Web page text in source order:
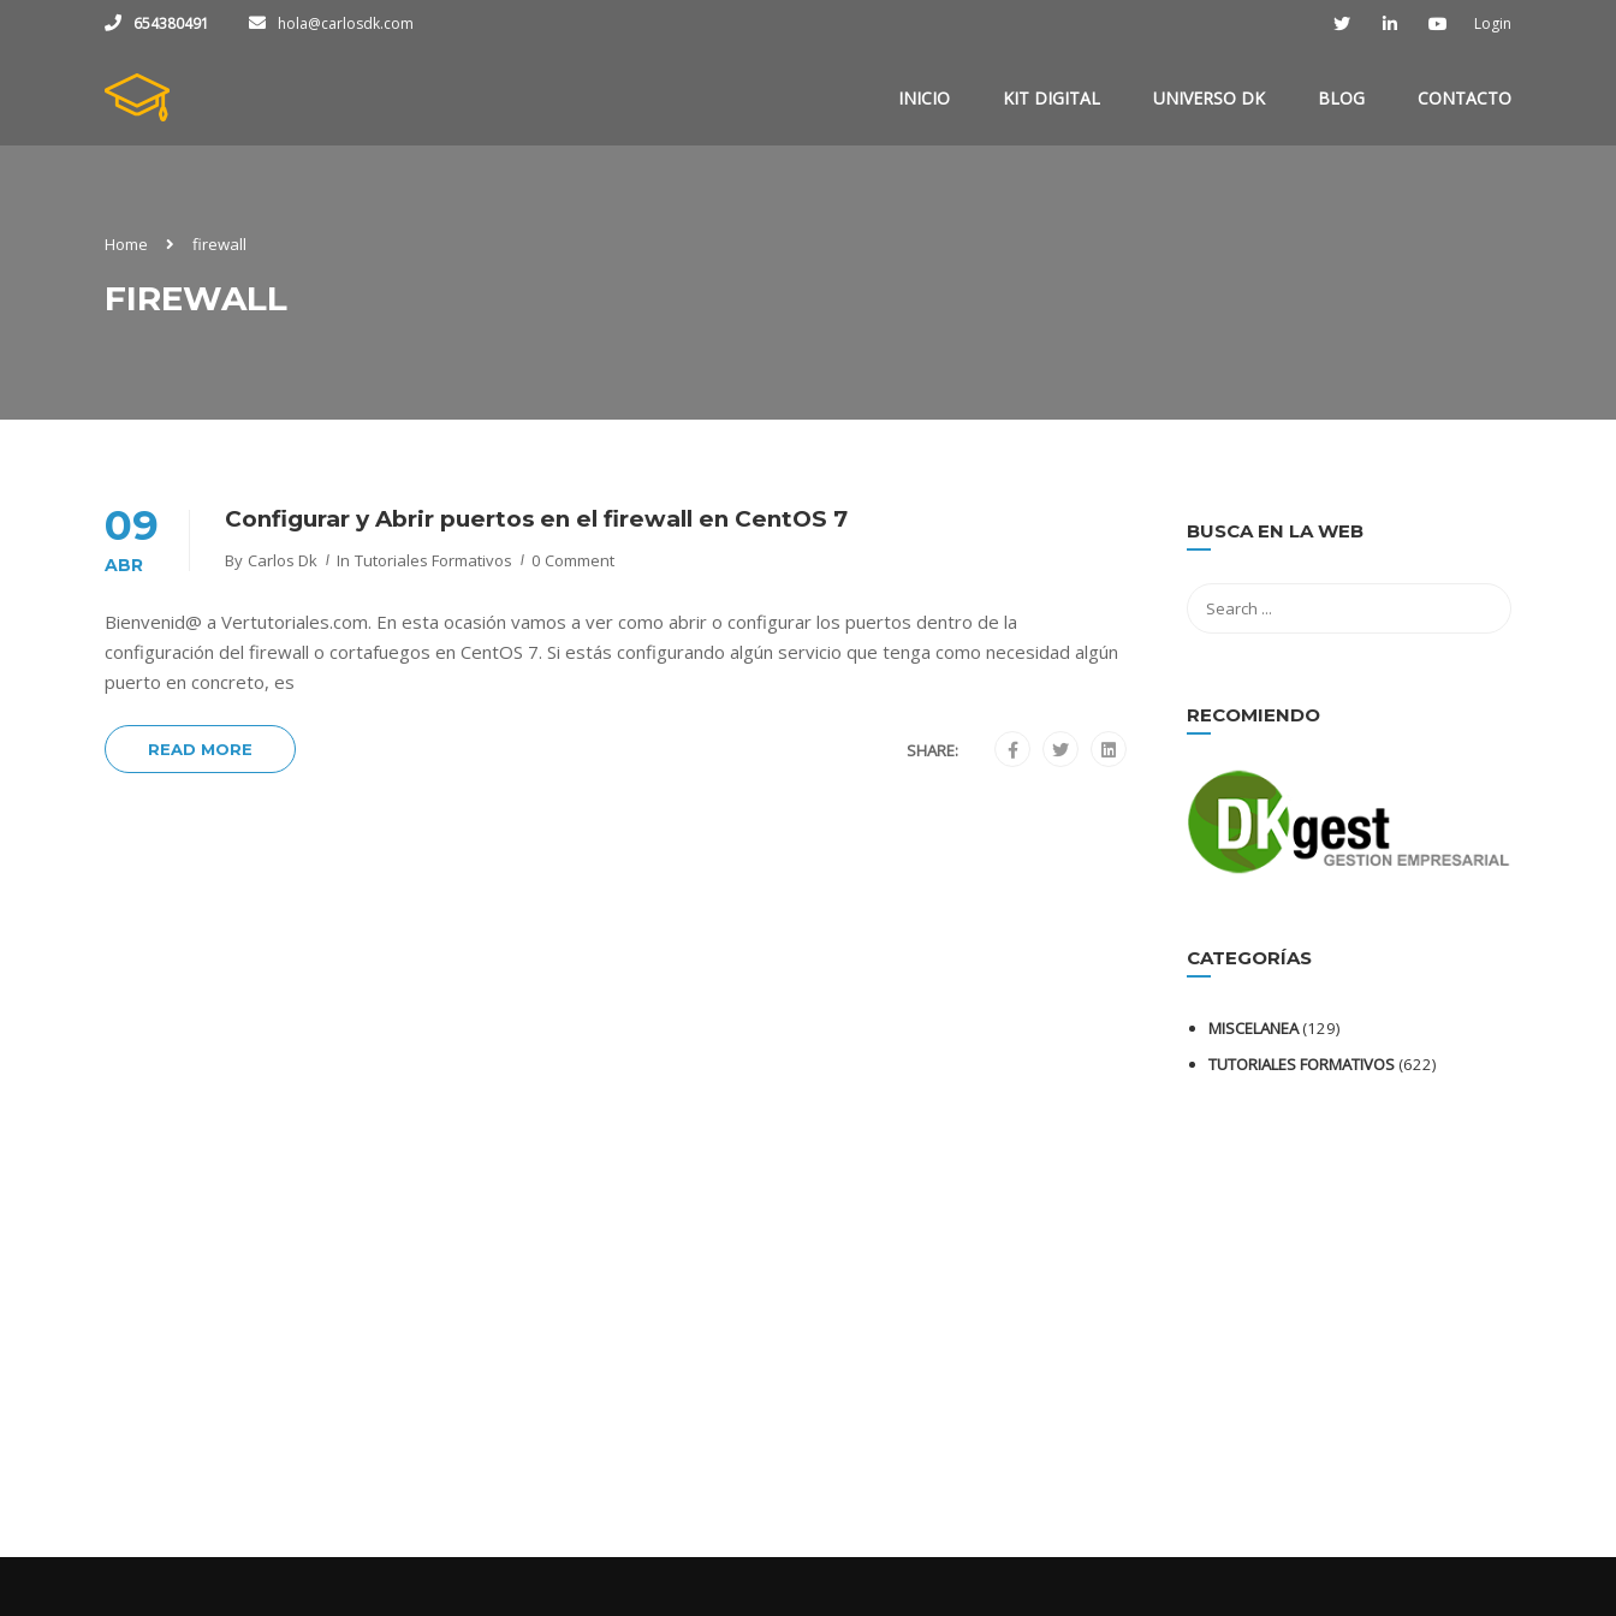
654380491 hola@carlosdk.com Login
INICIO KIT DIGITAL UNIVERSO DK BLOG CONTACTO
Home firewall
FIREWALL
09
ABR
Configurar y Abrir puertos en el firewall en CentOS 7
By Carlos Dk In Tutoriales Formativos 0 Comment
Bienvenid@ a Vertutoriales.com. En esta ocasión vamos a ver como abrir o configurar los puertos dentro de la
configuración del firewall o cortafuegos en CentOS 7. Si estás configurando algún servicio que tenga como necesidad algún
puerto en concreto, es
READ MORE SHARE:
BUSCA EN LA WEB
RECOMIENDO
CATEGORÍAS
MISCELANEA(129)
TUTORIALES FORMATIVOS(622)